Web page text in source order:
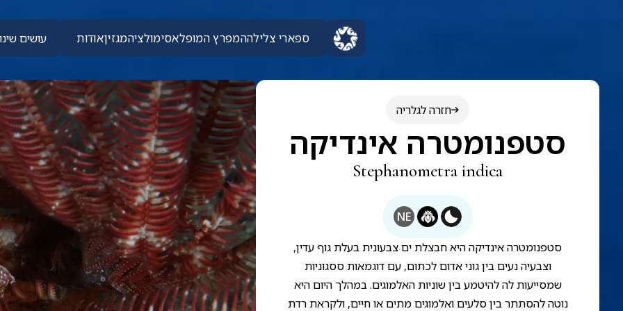
ספארי צלילההמפרץ המופלאסימולציהמגזיןאודות עושים
חזרה לגלריה
סטפנומטרה אינדיקה
Stephanometra indica
NE
סטפנומטרה אינדיקה היא חבצלת ים צבעונית בעלת גוף עדין,
וצבעיה נעים בין גוני אדום לכתום, עם דוגמאות ססגוניות
שמסייעות לה להיטמע בין שוניות האלמוגים. במהלך היום היא
נוטה להסתתר בין סלעים ואלמוגים מתים או חיים, ולקראת רדת